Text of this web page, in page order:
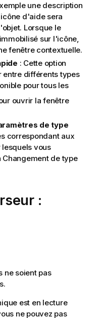
une description
d'aide sera
Lorsque le
sur l'icône,
fenêtre contextuelle.
: Cette option
entre différents types
pour tous les
ouvrir la fenêtre
de type
correspondant aux
vous
de type
:
ne soient pas
est en lecture
ne pouvez pas